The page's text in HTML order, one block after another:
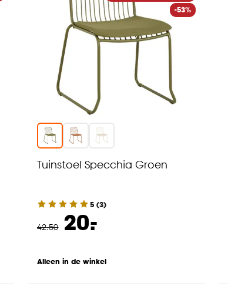
-53%
Tuinstoel Specchia Groen
5 (3)
42.50 20.
-
Alleen in de winkel